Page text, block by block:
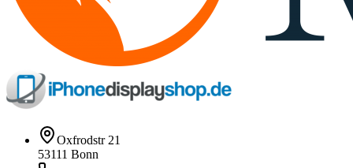
Oxfrodstr 21
53111 Bonn